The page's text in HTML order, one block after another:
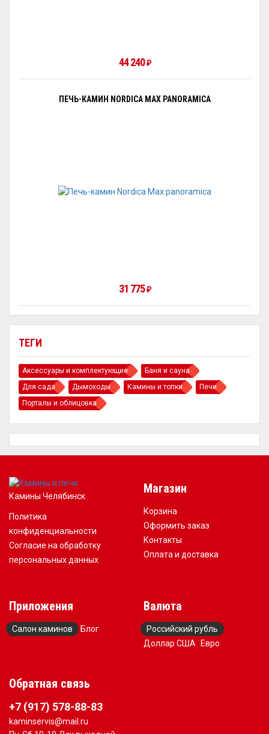
ТЕГИ
Аксессуары и комплектующие
Баня и сауна
Для сада
Дымоходы Камины и топки
Печи
Порталы и облицовка
44 240₽
ПЕЧЬ-КАМИН NORDICA MAX PANORAMICA
31 775₽
Камины Челябинск
Политика
конфиденциальности
Согласие на обработку
персональных данных
Магазин
Корзина
Оформить заказ
Контакты
Оплата и доставка
Приложения
Салон каминов Блог
Валюта
Российский рубль
Доллар США
Евро
Обратная связь
+7 (917) 578-88-83
kaminservis@mail.ru